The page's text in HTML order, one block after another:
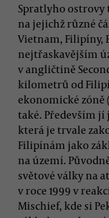
Spratlyho
na jejichž různé
Vietnam, Filipíny,
nejtřaskavějším
v angličtině
kilometrů od
ekonomické zóně
také. Především jí
která je trvale
Filipínám jako
na území.
světové války na
v roce 1999 v
Mischief, kde si